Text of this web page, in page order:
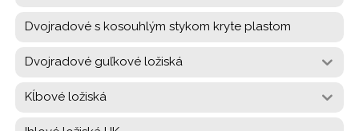
Dvojradové s kosouhlým stykom kryte plastom
Dvojradové guľkové ložiská
Kĺbové ložiská